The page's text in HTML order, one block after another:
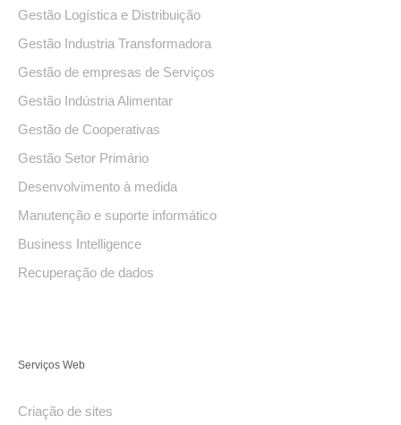
Gestão Logística e Distribuição
Gestão Industria Transformadora
Gestão de empresas de Serviços
Gestão Indústria Alimentar
Gestão de Cooperativas
Gestão Setor Primário
Desenvolvimento à medida
Manutenção e suporte informático
Business Intelligence
Recuperação de dados
Serviços Web
Criação de sites